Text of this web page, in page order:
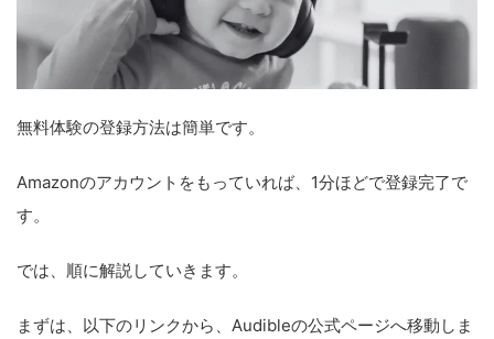
無料体験の登録方法は簡単です。
Amazonのアカウントをもっていれば、1分ほどで登録完了で
す。
では、順に解説していきます。
まずは、以下のリンクから、Audibleの公式ページへ移動しま